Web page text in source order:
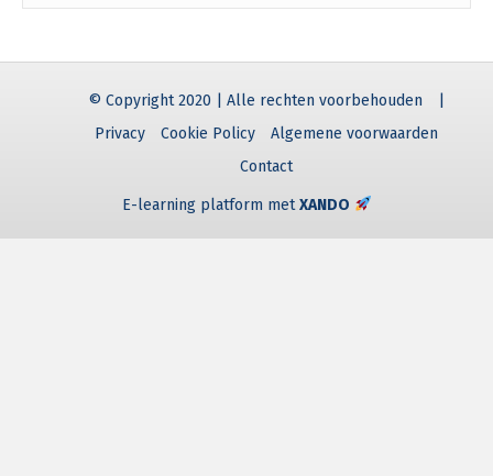
© Copyright 2020 | Alle rechten voorbehouden
Privacy
Cookie Policy
Algemene voorwaarden
Contact
E-learning platform metXANDO